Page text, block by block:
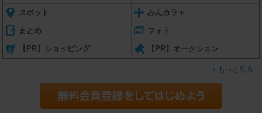
スポット みんカラ＋
まとめ フォト
【PR】ショッピング 【PR】オークション
もっと見る